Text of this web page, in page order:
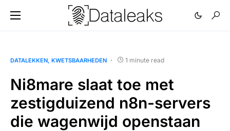
DATALEKKEN KWETSBAARHEDEN 1 minute read
Ni8mare slaat toe met
zestigduizend n8n-servers
die wagenwijd openstaan